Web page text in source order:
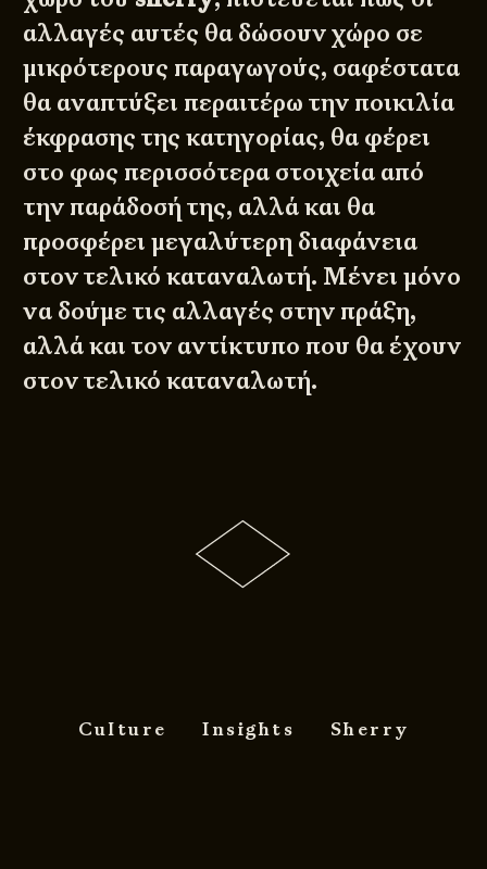
αλλαγές αυτές θα δώσουν χώρο σε
μικρότερους παραγωγούς, σαφέστατα
θα αναπτύξει περαιτέρω την ποικιλία
έκφρασης της κατηγορίας, θα φέρει
στο φως περισσότερα στοιχεία από
την παράδοσή της, αλλά και θα
προσφέρει μεγαλύτερη διαφάνεια
στον τελικό καταναλωτή. Μένει μόνο
να δούμε τις αλλαγές στην πράξη,
αλλά και τον αντίκτυπο που θα έχουν
στον τελικό καταναλωτή.
Culture Insights Sherry